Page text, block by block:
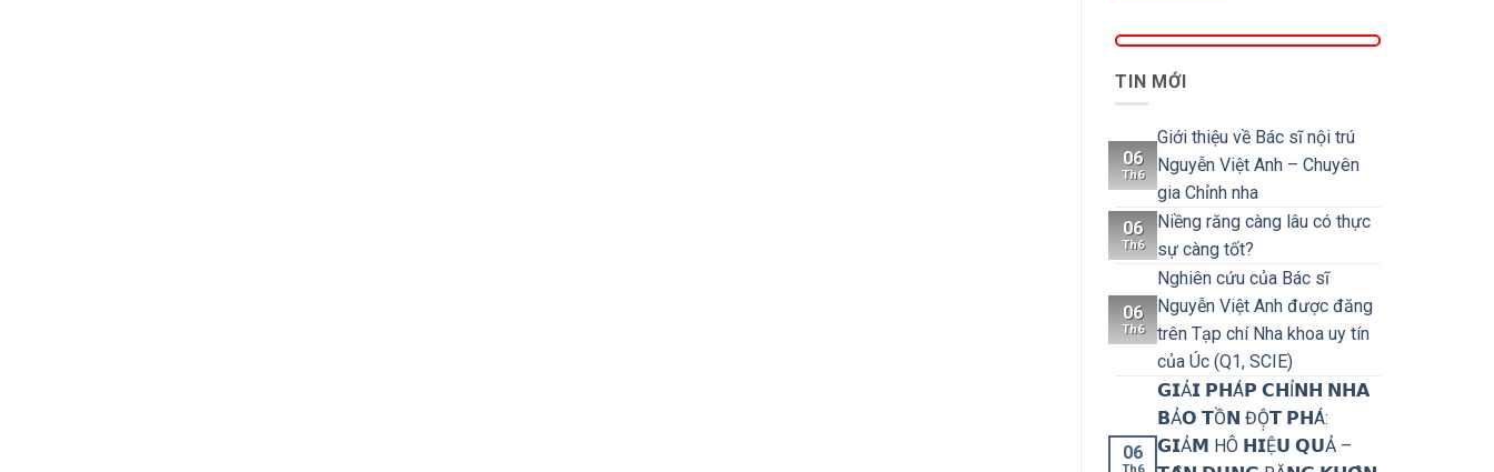
TIN MỚI
06
Th6
Giới thiệu về Bác sĩ nội trú
Nguyễn Việt Anh – Chuyên
gia Chỉnh nha
06
Th6
Niềng răng càng lâu có thực
sự càng tốt?
06
Th6
Nghiên cứu của Bác sĩ
Nguyễn Việt Anh được đăng
trên Tạp chí Nha khoa uy tín
của Úc (Q1, SCIE)
06
𝗚𝗜Ả𝗜 𝗣𝗛Á𝗣 𝗖𝗛Ỉ𝗡𝗛 𝗡𝗛𝗔
𝗕Ả𝗢 𝗧Ồ𝗡 ĐỘ̣𝗧 𝗣𝗛Á:
𝗚𝗜Ả𝗠 HÔ 𝗛𝗜Ệ𝗨 𝗤𝗨Ả –